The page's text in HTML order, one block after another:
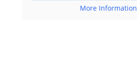
More Information